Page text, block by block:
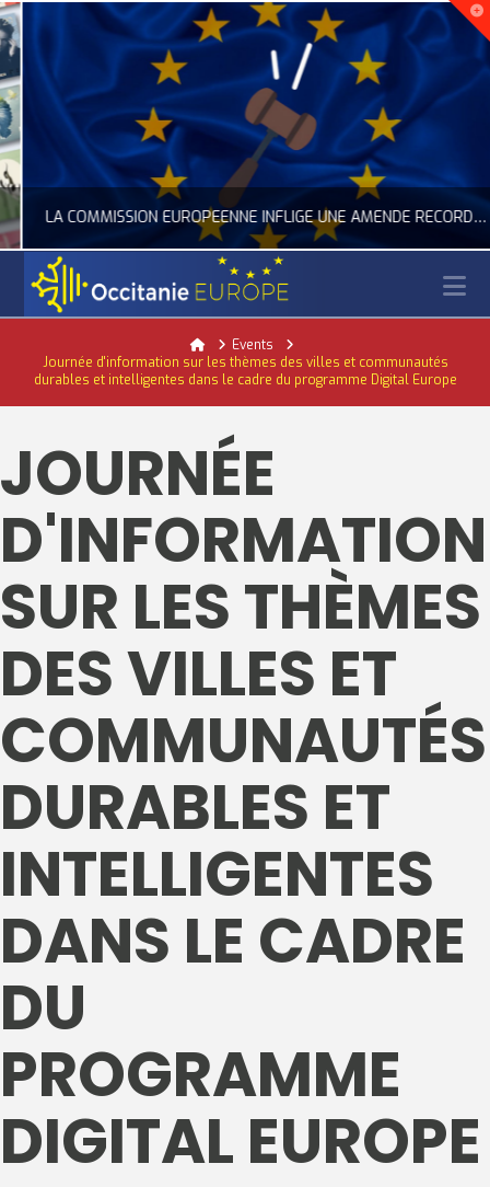
LA COMMISSION EUROPÉENNE INFLIGE UNE AMENDE RECORD À GOOGLE
ACTUALITÉ DE L'UNION EUROPÉENNE, ACTUALITÉ DE LA REPRÉSENTATION D’OCCITANIE EUROPE, NUMÉRIQUE- DIGITAL
HomeEvents
Journée d'information sur les thèmes des villes et communautés
durables et intelligentes dans le cadre du programme Digital Europe
JOURNÉE
D'INFORMATION
SUR LES THÈMES
DES VILLES ET
COMMUNAUTÉS
DURABLES ET
INTELLIGENTES
DANS LE CADRE
DU
PROGRAMME
DIGITAL EUROPE